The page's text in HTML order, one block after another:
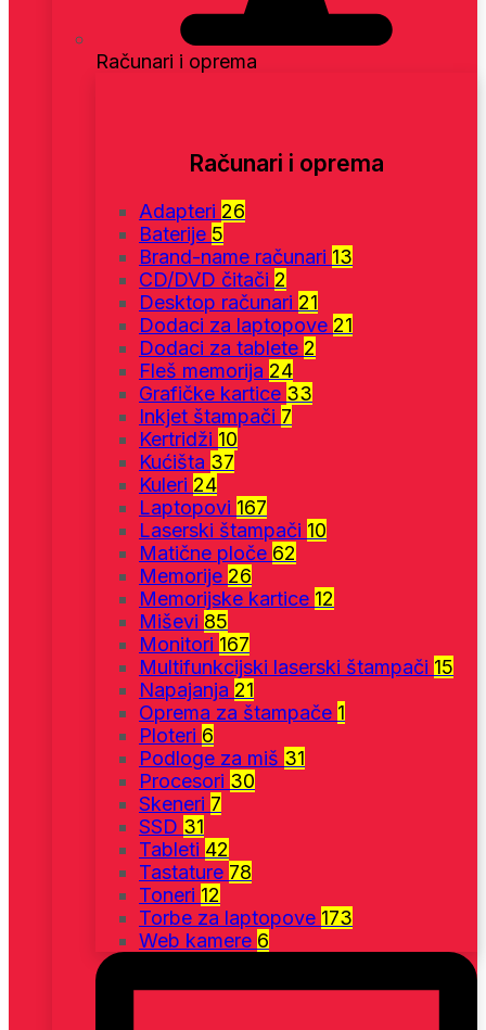
Računari i oprema
Računari i oprema
Adapteri 26
Baterije 5
Brand-name računari 13
CD/DVD čitači 2
Desktop računari 21
Dodaci za laptopove 21
Dodaci za tablete 2
Fleš memorija 24
Grafičke kartice 33
Inkjet štampači 7
Kertridži 10
Kućišta 37
Kuleri 24
Laptopovi 167
Laserski štampači 10
Matične ploče 62
Memorije 26
Memorijske kartice 12
Miševi 85
Monitori 167
Multifunkcijski laserski štampači 15
Napajanja 21
Oprema za štampače 1
Ploteri 6
Podloge za miš 31
Procesori 30
Skeneri 7
SSD 31
Tableti 42
Tastature 78
Toneri 12
Torbe za laptopove 173
Web kamere 6